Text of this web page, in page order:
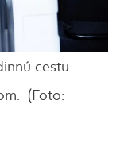
cestu
(Foto: